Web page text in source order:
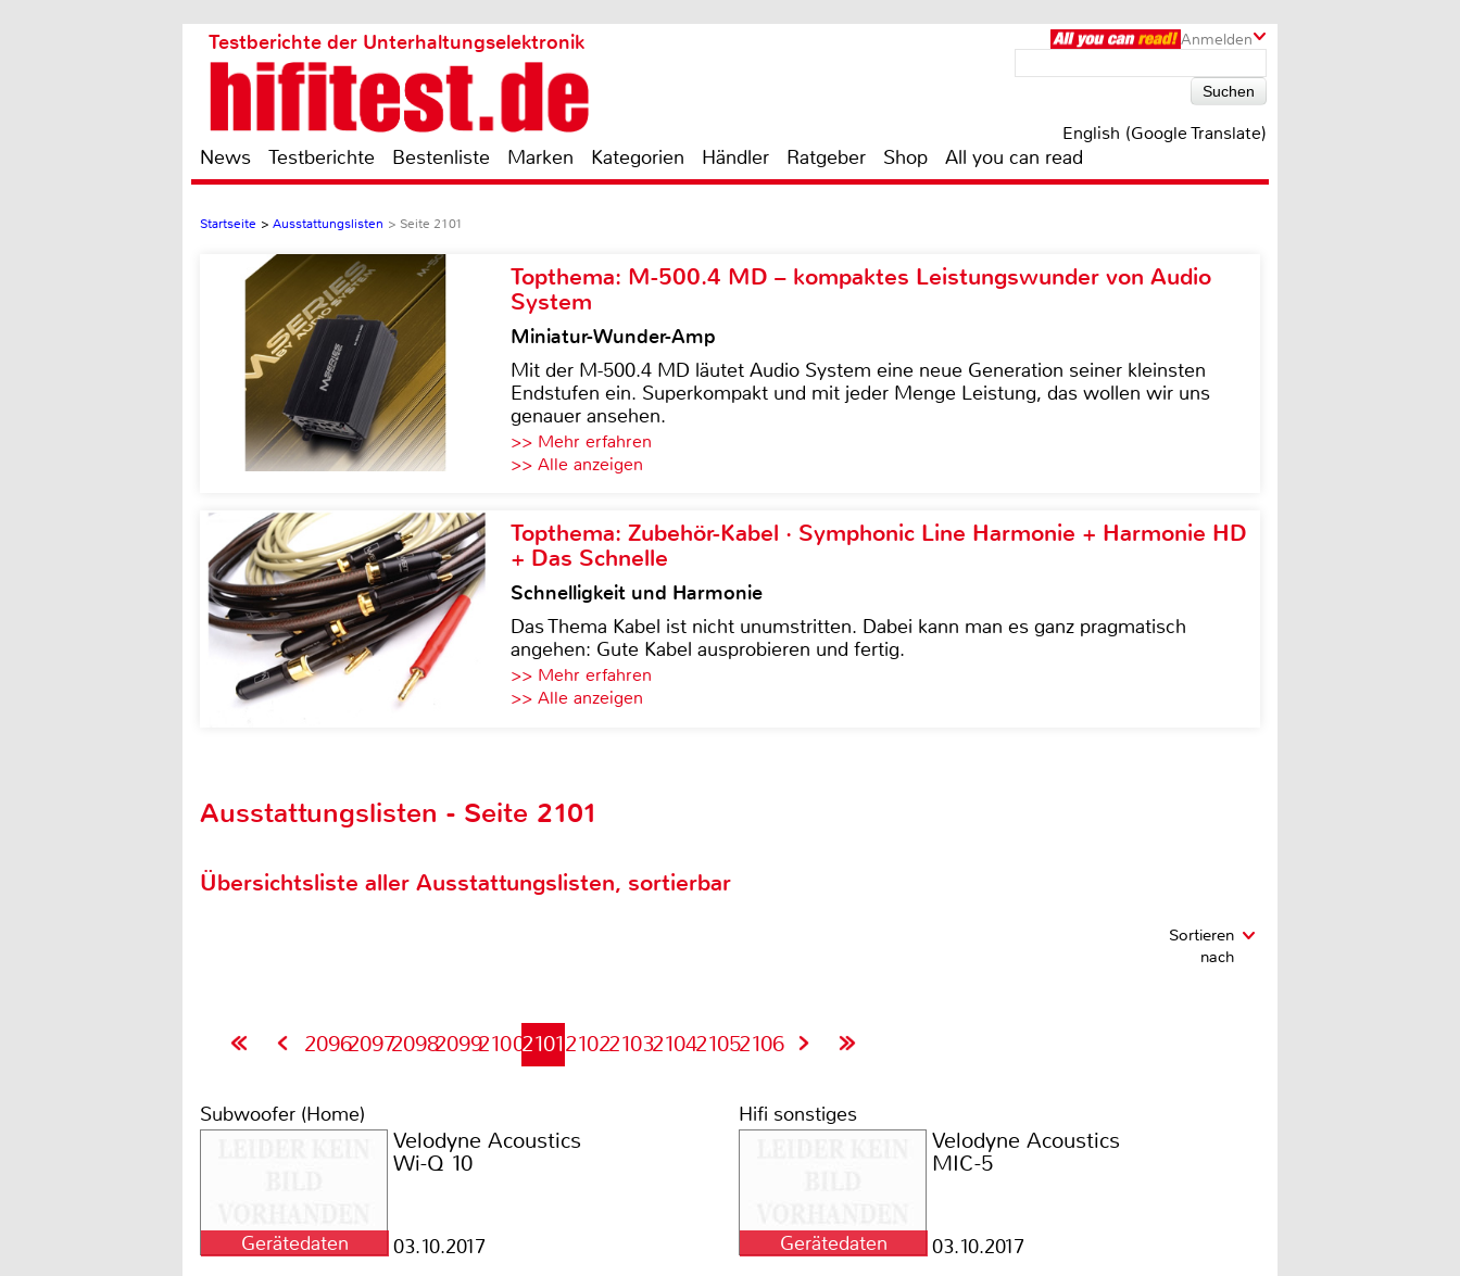
Anmelden
Testberichte der Unterhaltungselektronik
English (Google Translate)
News Testberichte Bestenliste Marken Kategorien Händler Ratgeber Shop All you can read
Startseite > Ausstattungslisten > Seite 2101
Topthema: M-500.4 MD – kompaktes Leistungswunder von Audio
System
Miniatur-Wunder-Amp
Mit der M-500.4 MD läutet Audio System eine neue Generation seiner kleinsten
Endstufen ein. Superkompakt und mit jeder Menge Leistung, das wollen wir uns
genauer ansehen.
>> Mehr erfahren
>> Alle anzeigen
Topthema: Zubehör-Kabel · Symphonic Line Harmonie + Harmonie HD
+ Das Schnelle
Schnelligkeit und Harmonie
Das Thema Kabel ist nicht unumstritten. Dabei kann man es ganz pragmatisch
angehen: Gute Kabel ausprobieren und fertig.
>> Mehr erfahren
>> Alle anzeigen
Ausstattungslisten - Seite 2101
Übersichtsliste aller Ausstattungslisten, sortierbar
Sortieren
nach
20962097209820992100210121022103210421052106
Subwoofer (Home)
Gerätedaten
Velodyne Acoustics
Wi-Q 10
03.10.2017
Hifi sonstiges
Gerätedaten
Velodyne Acoustics
MIC-5
03.10.2017